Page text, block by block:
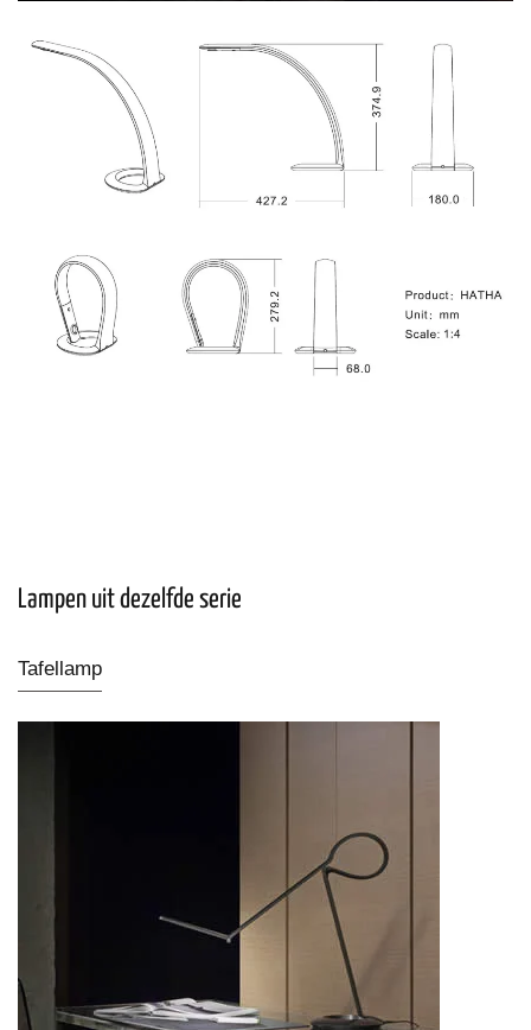
Lampen uit dezelfde serie
Tafellamp